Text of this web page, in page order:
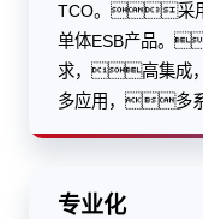
TCO。采用
单体ESB产品。
求，高集成
多应用，多
专业化